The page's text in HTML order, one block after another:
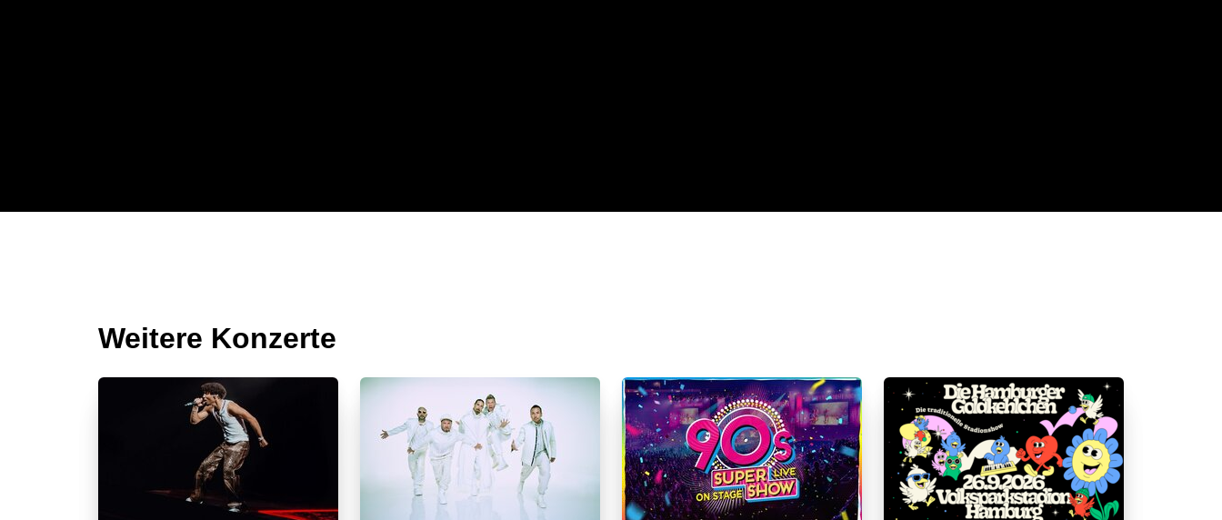
Weitere Konzerte